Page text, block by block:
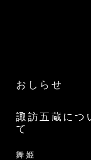
おしらせ
諏訪五蔵につ
て
舞姫